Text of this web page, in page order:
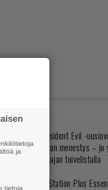
Tulevasta Resident Evil -
näyttäisi tulevan menestys – jo
miljoonan pelaajan toivelistalla
Elokuun PlayStation Plus
ja
tietoja